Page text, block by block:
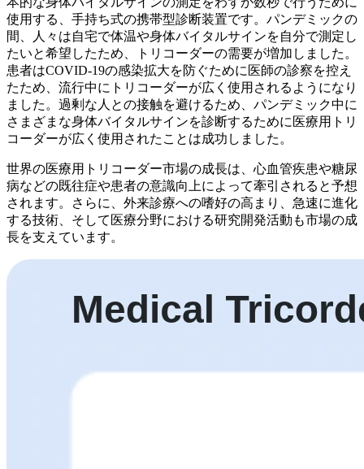
使用する、手持ち式の携帯型診断装置です。パンデミックの
間、人々は自宅で体温や身体バイタルサインを自分で測定し
たいと希望したため、トリコーダーの需要が増加しました。
患者はCOVID-19の感染拡大を防ぐために医師の診察を控え
たため、流行中にトリコーダーが広く使用されるようになり
ました。過剰な人との接触を避けるため、パンデミック中に
さまざまな身体バイタルサインを診断するために医療用トリ
コーダーが広く使用されたことは成功しました。
世界の医療用トリコーダー市場の成長は、心血管疾患や糖尿
病などの既往症や患者の意識向上によって牽引されると予想
されます。さらに、外来診療への嗜好の高まり、急速に進化
する技術、そして医療分野における研究開発活動も市場の成
長を支えています。